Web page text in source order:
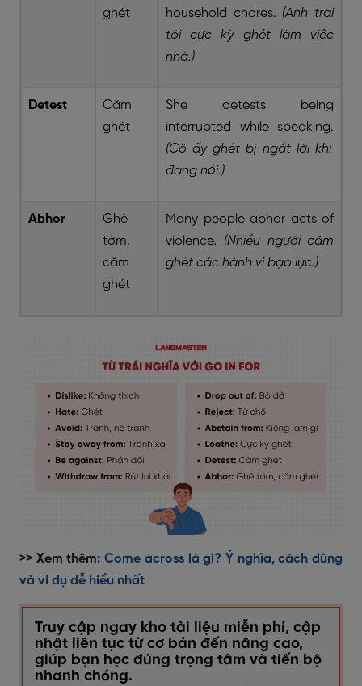
ghét
household chores. (Anh trai
tôi cực kỳ ghét làm việc
nhà.)
Detest
Căm
ghét
She detests being
interrupted while speaking.
(Cô ấy ghét bị ngắt lời khi
đang nói.)
Abhor
Ghê
tởm,
căm
ghét
Many people abhor acts of
violence. (Nhiều người căm
ghét các hành vi bạo lực.)
>> Xem thêm:Come across là gì? Ý nghĩa, cách dùng
và ví dụ dễ hiểu nhất
Truy cập ngay kho tài liệu miễn phí, cập
nhật liên tục từ cơ bản đến nâng cao,
giúp bạn học đúng trọng tâm và tiến bộ
nhanh chóng.